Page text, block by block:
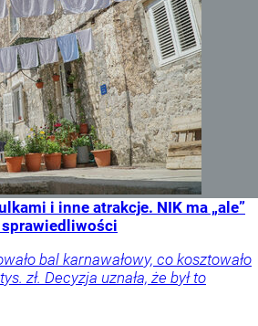
i inne atrakcje. NIK ma „ale”
bal karnawałowy, co kosztowało
zł. Decyzja uznała, że był to